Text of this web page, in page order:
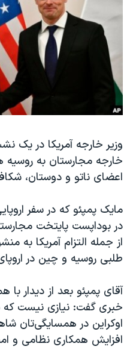
فرهنگ و زندگی
حقوق شهروندی
اسرائیل در جنگ
آرشیو پخش زنده
مستندها
انتخابات ریاست جمهوری آمریکا
حمله جمهوری اسلامی به
ورزش زنان در ایران
مجموعه مستندهای دادخواهی
تریبونال مردمی آبان ۹۸
دادگاه حمید نوری
چهل سال گروگان‌گیری
قانون شفافیت دارائی کادر
اعتراضات مردمی آبان ۹۸
نرگس محمدی برنده جایزه
همایش محافظه‌کاران آمریکا
صفحه‌های ویژه
دنبال کنید
زبانهای مختلف
وزیر خارجه آمریکا در یک
خارجه مجارستان به روسیه
اعضای ناتو و دوستان،
مایک پمپئو که در سفر
در بوداپست پایتخت
از جمله التزام آمریکا به
طلبی روسیه و چین در
آقای پمپئو بعد از دیدار
خبری گفت: نیازی نیست که
اوکراین در همسایگی‌تان
افزایش همکاری نظامی و